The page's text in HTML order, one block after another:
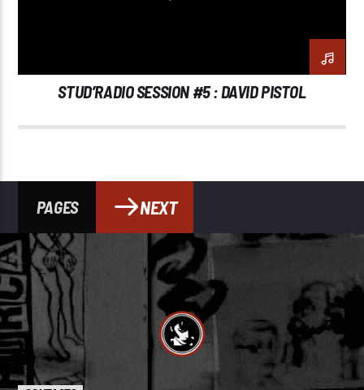
STUD’RADIO SESSION #5 : DAVID PISTOL
PAGES NEXT